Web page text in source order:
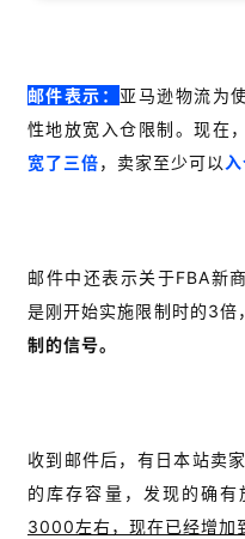
邮件表示： 亚马逊物流为
性地放宽入仓限制。现在
宽了三倍，卖家至少可以
邮件中还表示关于FBA新
是刚开始实施限制时的3倍，
制的信号。
收到邮件后，有日本站卖
的库存容量，发现的确有
3000左右，现在已经增加